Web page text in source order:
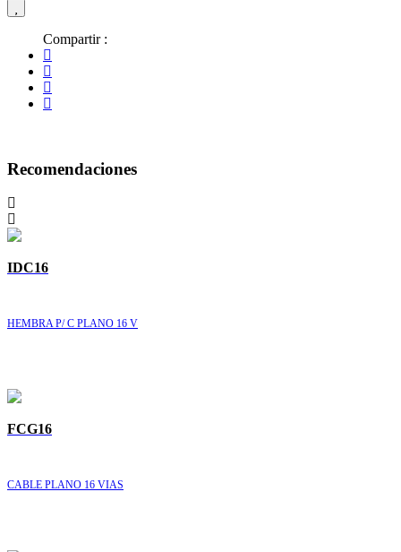
Compartir :
Recomendaciones
IDC16
HEMBRA P/ C PLANO 16 V
FCG16
CABLE PLANO 16 VIAS